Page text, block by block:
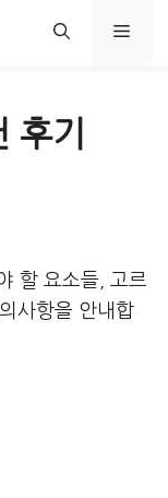
메
후기
할 요소들, 고르
사항을 안내합